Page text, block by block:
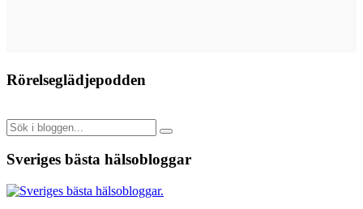
Rörelseglädjepodden
Sveriges bästa hälsobloggar